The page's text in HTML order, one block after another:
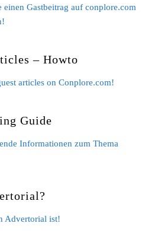
einen Gastbeitrag auf conplore.com
– Howto
articles on Conplore.com!
Guide
Informationen zum Thema
Advertorial ist!